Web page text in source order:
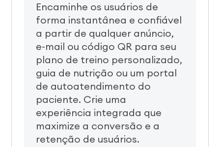
Encaminhe os usuários de
forma instantânea e confiável
a partir de qualquer anúncio,
e-mail ou código QR para seu
plano de treino personalizado,
guia de nutrição ou um portal
de autoatendimento do
paciente. Crie uma
experiência integrada que
maximize a conversão e a
retenção de usuários.